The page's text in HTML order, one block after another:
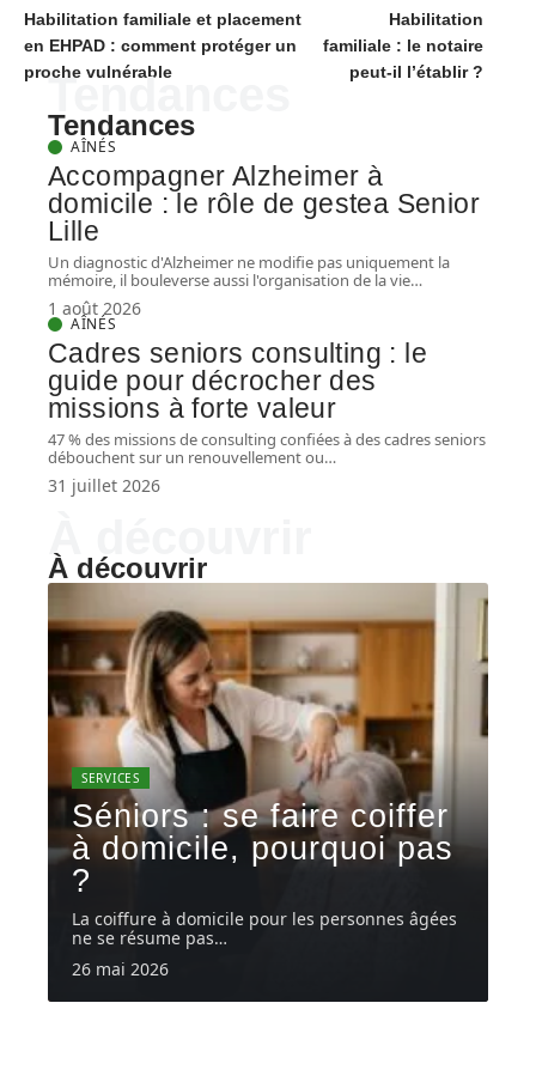
Habilitation familiale et placement
en EHPAD : comment protéger un
proche vulnérable
Habilitation
familiale : le notaire
peut-il l’établir ?
Tendances
Tendances
AÎNÉS
Accompagner Alzheimer à
domicile : le rôle de gestea Senior
Lille
Un diagnostic d'Alzheimer ne modifie pas uniquement la
mémoire, il bouleverse aussi l'organisation de la vie…
1 août 2026
AÎNÉS
Cadres seniors consulting : le
guide pour décrocher des
missions à forte valeur
47 % des missions de consulting confiées à des cadres seniors
débouchent sur un renouvellement ou…
31 juillet 2026
À découvrir
SERVICES
Séniors : se faire coiffer
à domicile, pourquoi pas
?
La coiffure à domicile pour les personnes âgées
ne se résume pas…
26 mai 2026